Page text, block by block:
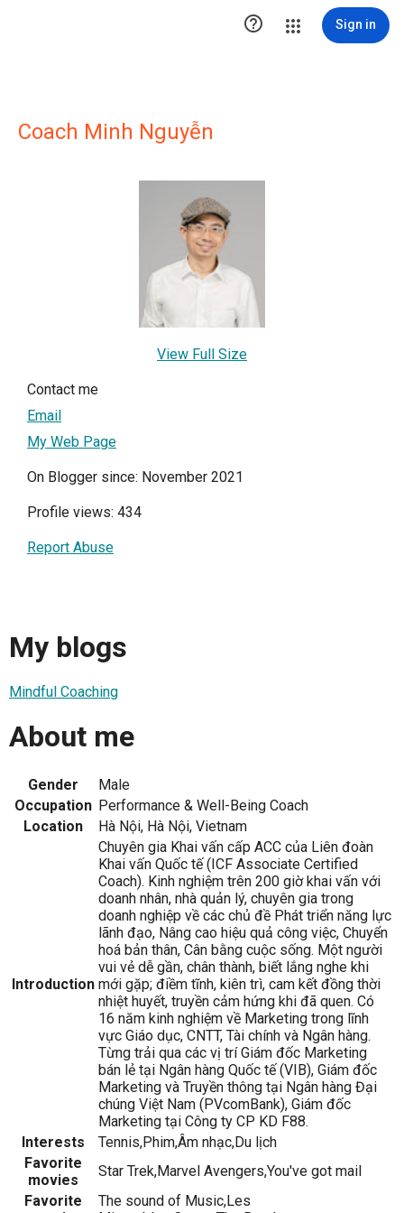
 Sign in
Coach Minh Nguyễn
View Full Size
Contact me
Email
My Web Page
On Blogger since: November 2021
Profile views: 434
Report Abuse
My blogs
Mindful Coaching
About me
Gender
Male
Occupation Performance & Well-Being Coach
Location
Hà Nội, Hà Nội, Vietnam
Introduction
Chuyên gia Khai vấn cấp ACC của Liên đoàn
Khai vấn Quốc tế (ICF Associate Certified
Coach). Kinh nghiệm trên 200 giờ khai vấn với
doanh nhân, nhà quản lý, chuyên gia trong
doanh nghiệp về các chủ đề Phát triển năng lực
lãnh đạo, Nâng cao hiệu quả công việc, Chuyển
hoá bản thân, Cân bằng cuộc sống. Một người
vui vẻ dễ gần, chân thành, biết lắng nghe khi
mới gặp; điềm tĩnh, kiên trì, cam kết đồng thời
nhiệt huyết, truyền cảm hứng khi đã quen. Có
16 năm kinh nghiệm về Marketing trong lĩnh
vực Giáo dục, CNTT, Tài chính và Ngân hàng.
Từng trải qua các vị trí Giám đốc Marketing
bán lẻ tại Ngân hàng Quốc tế (VIB), Giám đốc
Marketing và Truyền thông tại Ngân hàng Đại
chúng Việt Nam (PVcomBank), Giám đốc
Marketing tại Công ty CP KD F88.
Interests
Tennis,Phim,Âm nhạc,Du lịch
Favorite
movies
Star Trek,Marvel Avengers,You've got mail
Favorite
The sound of Music,Les